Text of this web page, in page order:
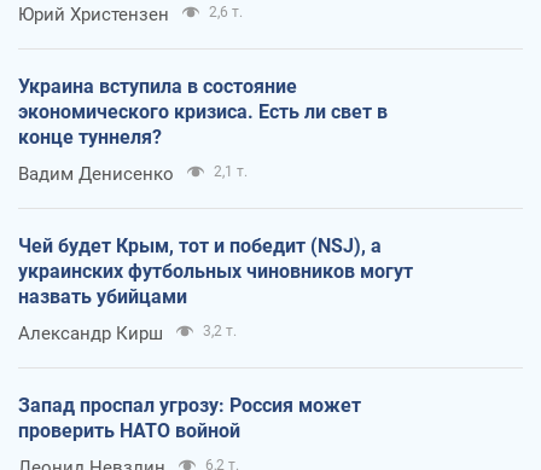
Юрий Христензен 2,6 т.
Украина вступила в состояние
экономического кризиса. Есть ли свет в
конце туннеля?
Вадим Денисенко 2,1 т.
Чей будет Крым, тот и победит (NSJ), а
украинских футбольных чиновников могут
назвать убийцами
Александр Кирш 3,2 т.
Запад проспал угрозу: Россия может
проверить НАТО войной
6,2 т.